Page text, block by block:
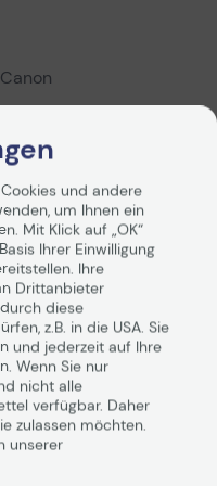
Canon
PGI-525
Multipack
OPCLI-526/ 525
1,150 KG
1603842a
37,00 ml
und andere
um Ihnen ein
Mit Klick auf „OK“
Ihrer Einwilligung
Ihre
Drittanbieter
diese
z.B. in die USA. Sie
und jederzeit auf Ihre
Wenn Sie nur
nicht alle
verfügbar. Daher
zulassen möchten.
unserer